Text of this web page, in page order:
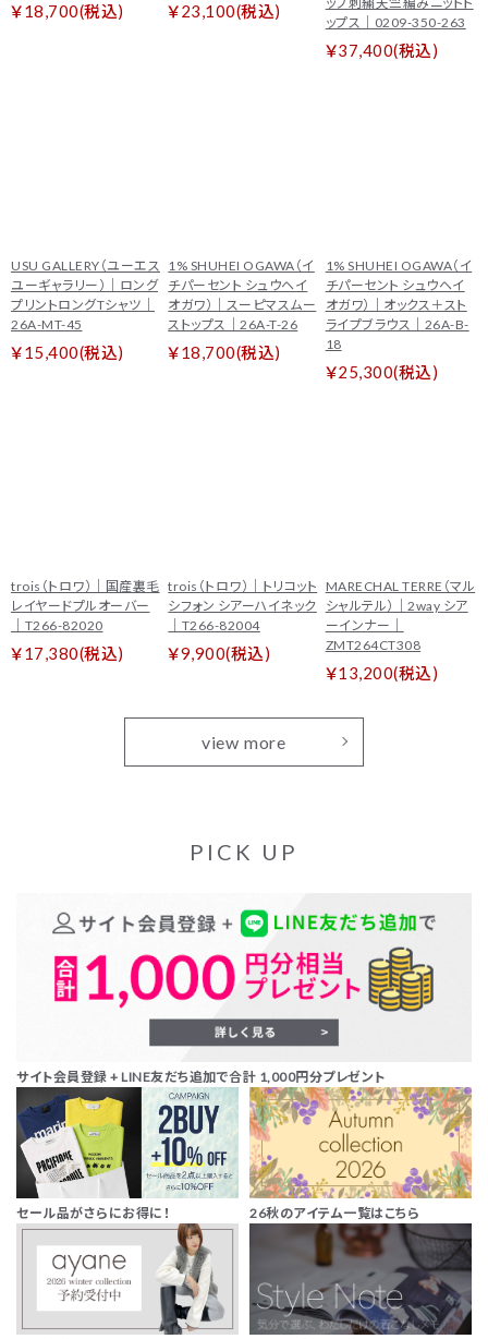
￥18,700(税込) ￥23,100(税込)
ップス｜0209-350-263
￥37,400(税込)
USU GALLERY（ユーエス
ユーギャラリー）｜ロング
プリントロングTシャツ｜
26A-MT-45
￥15,400(税込)
1% SHUHEI OGAWA（イ
チパーセント シュウヘイ
オガワ）｜スーピマスムー
ストップス｜26A-T-26
￥18,700(税込)
1% SHUHEI OGAWA（イ
チパーセント シュウヘイ
オガワ）｜オックス＋スト
ライプブラウス｜26A-B-
18
￥25,300(税込)
trois（トロワ）｜国産裏毛
レイヤードプルオーバー
｜T266-82020
￥17,380(税込)
trois（トロワ）｜トリコット
シフォン シアーハイネック
｜T266-82004
￥9,900(税込)
MARECHAL TERRE（マル
シャルテル）｜2way シア
ーインナー｜
ZMT264CT308
￥13,200(税込)
view more
PICK UP
サイト会員登録 + LINE友だち追加で合計 1,000円分プレゼント
セール品がさらにお得に！ 26秋のアイテム一覧はこちら